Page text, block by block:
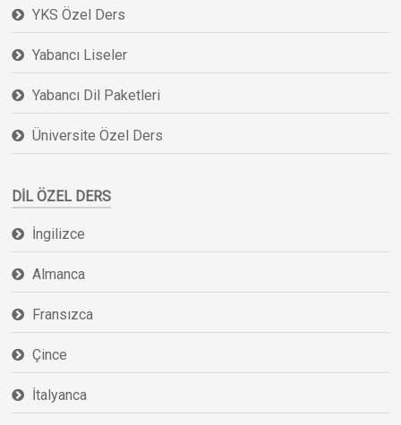
YKS Özel Ders
Yabancı Liseler
Yabancı Dil Paketleri
Üniversite Özel Ders
DIL ÖZEL DERS
İngilizce
Almanca
Fransızca
Çince
İtalyanca